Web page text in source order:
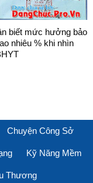
biết mức hưởng bảo
nhiêu % khi nhìn
Chuyện Công Sở
Kỹ Năng Mềm
Thương